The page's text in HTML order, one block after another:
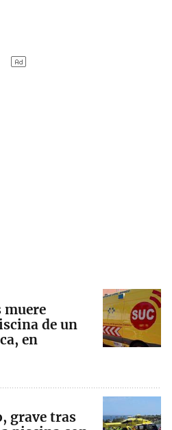
muere
de un
en
grave tras